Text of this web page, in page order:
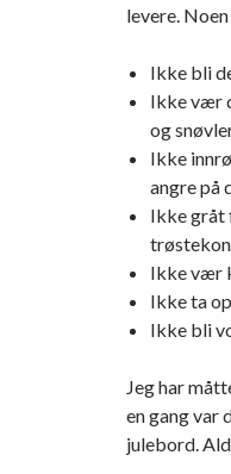
levere.
Ikke bli
Ikke vær
og
Ikke
angre på
Ikke gråt
Ikke vær
Ikke ta
Ikke bli
Jeg har
en gang var
julebord.